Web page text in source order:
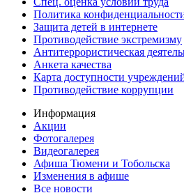
Политика
Защита детей в интернете
Противодействие экстремизму
Антитеррористическая
Анкета качества
Карта доступности
Противодействие коррупции
Информация
Акции
Фотогалерея
Видеогалерея
Афиша Тюмени и Тобольска
Изменения в афише
Все новости